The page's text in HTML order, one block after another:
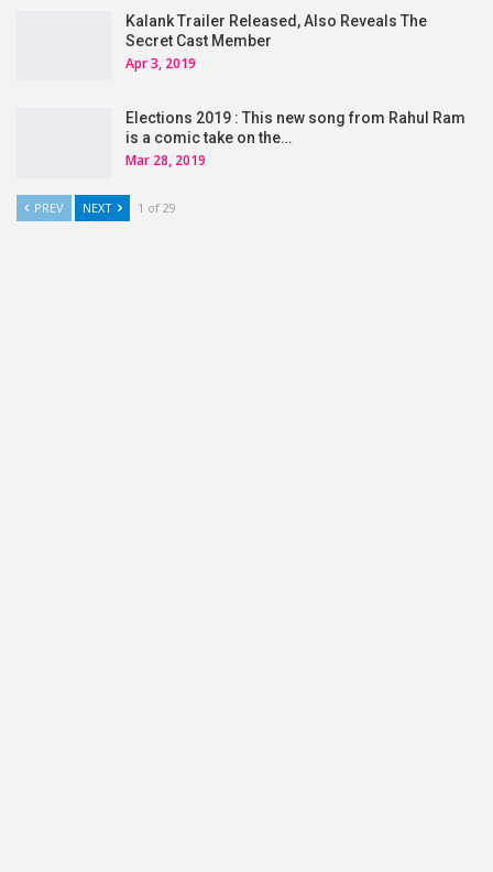
Kalank Trailer Released, Also Reveals The
Secret Cast Member
Apr 3, 2019
Elections 2019 : This new song from Rahul Ram
is a comic take on the…
Mar 28, 2019
PREV NEXT 1 of 29